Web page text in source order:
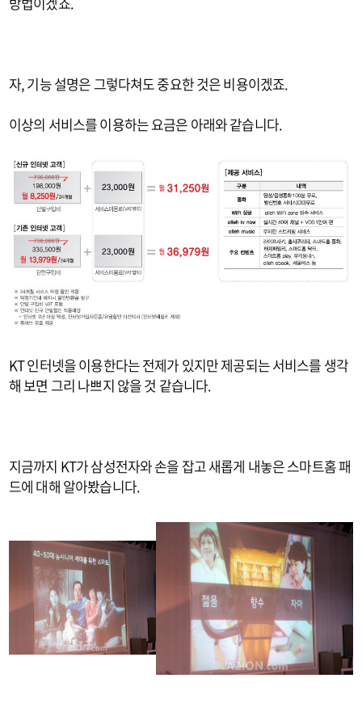
자, 기능 설명은 그렇다쳐도 중요한 것은 비용이겠죠.
이상의 서비스를 이용하는 요금은 아래와 같습니다.
KT 인터넷을 이용한다는 전제가 있지만 제공되는 서비스를 생각
해 보면 그리 나쁘지 않을 것 같습니다.
지금까지 KT가 삼성전자와 손을 잡고 새롭게 내놓은 스마트홈 패
드에 대해 알아봤습니다.